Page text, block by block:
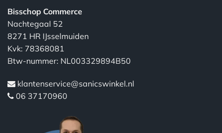
Bisschop Commerce
Nachtegaal 52
8271 HR IJsselmuiden
Kvk: 78368081
Btw-nummer: NL003329894B50
klantenservice@sanicswinkel.nl
06 37170960